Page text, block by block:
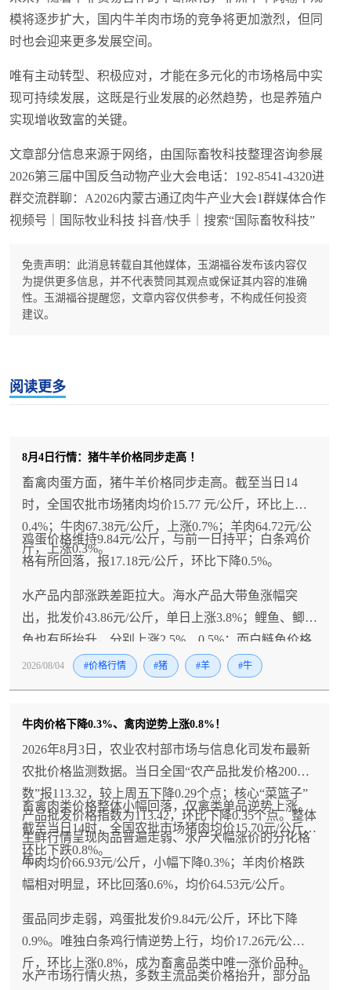
模将逐步扩大，国内牛羊肉市场的竞争将更加激烈，但同
时也会迎来更多发展空间。
唯有主动转型、积极应对，才能在多元化的市场格局中实
现可持续发展，这既是行业发展的必然趋势，也是养殖户
实现增收致富的关键。
文章部分信息来源于网络，由国际畜牧科技整理咨询参展
2026第三届中国反刍动物产业大会电话：192-8541-4320进
群交流群聊：A2026内蒙古通辽肉牛产业大会1群媒体合作
视频号｜国际牧业科技 抖音/快手｜搜索“国际畜牧科技”
免责声明：此消息转载自其他媒体，玉湖福谷发布该内容仅
为提供更多信息，并不代表赞同其观点或保证其内容的准确
性。玉湖福谷提醒您，文章内容仅供参考，不构成任何投资
建议。
阅读更多
8月4日行情：猪牛羊价格同步走高 ！
畜禽肉蛋方面，猪牛羊价格同步走高。截至当日14
时，全国农批市场猪肉均价15.77 元/公斤，环比上涨
0.4%；牛肉67.38元/公斤，上涨0.7%；羊肉64.72元/公
斤，上涨0.3%。
鸡蛋价格维持9.84元/公斤，与前一日持平；白条鸡价
格有所回落，报17.18元/公斤，环比下降0.5%。
水产品内部涨跌差距拉大。海水产品大带鱼涨幅突
出，批发价43.86元/公斤，单日上涨3.8%；鲤鱼、鲫
鱼也有所抬升，分别上涨2.5%、0.5%；而白鲢鱼价格
走弱，环比下降3.2%。
2026/08/04 #价格行情 #猪 #羊 #牛
牛肉价格下降0.3%、禽肉逆势上涨0.8%！
2026年8月3日，农业农村部市场与信息化司发布最新
农批价格监测数据。当日全国“农产品批发价格200指
数”报113.32，较上周五下降0.29个点；核心“菜篮子”
产品批发价格指数为113.42，环比下降0.35个点。整体
生鲜行情呈现肉品普遍走弱、水产大幅涨价的分化格
局。
畜禽肉类价格整体小幅回落，仅禽类单品逆势上涨。
截至当日14时，全国农批市场猪肉均价15.70元/公斤，
环比下跌0.8%。
牛肉均价66.93元/公斤，小幅下降0.3%；羊肉价格跌
幅相对明显，环比回落0.6%，均价64.53元/公斤。
蛋品同步走弱，鸡蛋批发价9.84元/公斤，环比下降
0.9%。唯独白条鸡行情逆势上行，均价17.26元/公
斤，环比上涨0.8%，成为畜禽品类中唯一涨价品种。
水产市场行情火热，多数主流品类价格抬升，部分品